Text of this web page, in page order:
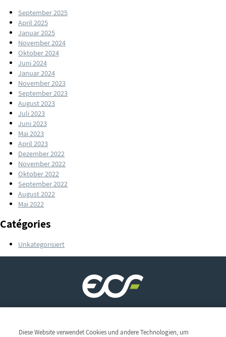
September 2025
April 2025
Januar 2025
November 2024
Oktober 2024
Juni 2024
Januar 2024
November 2023
September 2023
August 2023
Juli 2023
Juni 2023
Mai 2023
April 2023
Dezember 2022
November 2022
Oktober 2022
September 2022
August 2022
Mai 2022
Catégories
Unkategorisiert
Diese Website verwendet Cookies und andere Technologien, um